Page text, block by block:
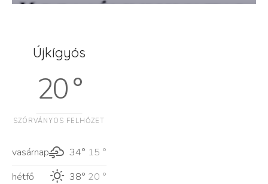
Újkígyós
20 °
SZÓRVÁNYOS FELHŐZET
vasárnap 34° 15 °
hétfő
38° 20 °